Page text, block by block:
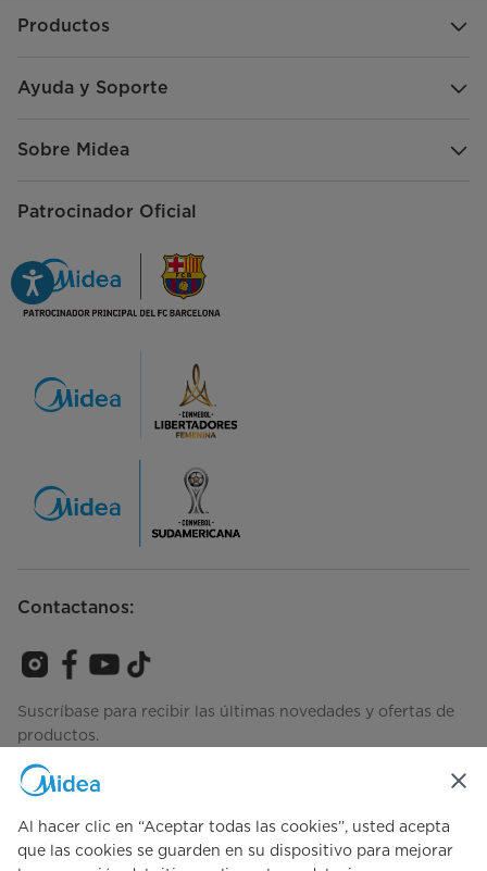
Productos
Ayuda y Soporte
Sobre Midea
Patrocinador Oficial
Contactanos:
Suscríbase para recibir las últimas novedades y ofertas de
productos.
Consulta cómo gestionamos tus datos Términos de Uso
Al hacer clic en “Aceptar todas las cookies”, usted acepta
que las cookies se guarden en su dispositivo para mejorar